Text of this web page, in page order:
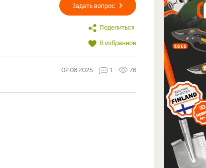
Задать вопрос
Поделиться
В избранное
02.08.2025 1 76